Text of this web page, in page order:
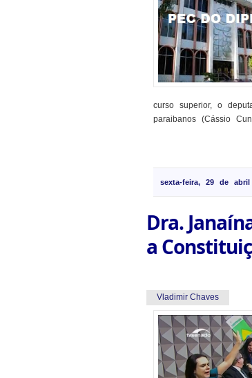
curso superior, o
paraibanos (Cássio
sexta-feira, 29 de
Dra.
a
Vladimir Chaves